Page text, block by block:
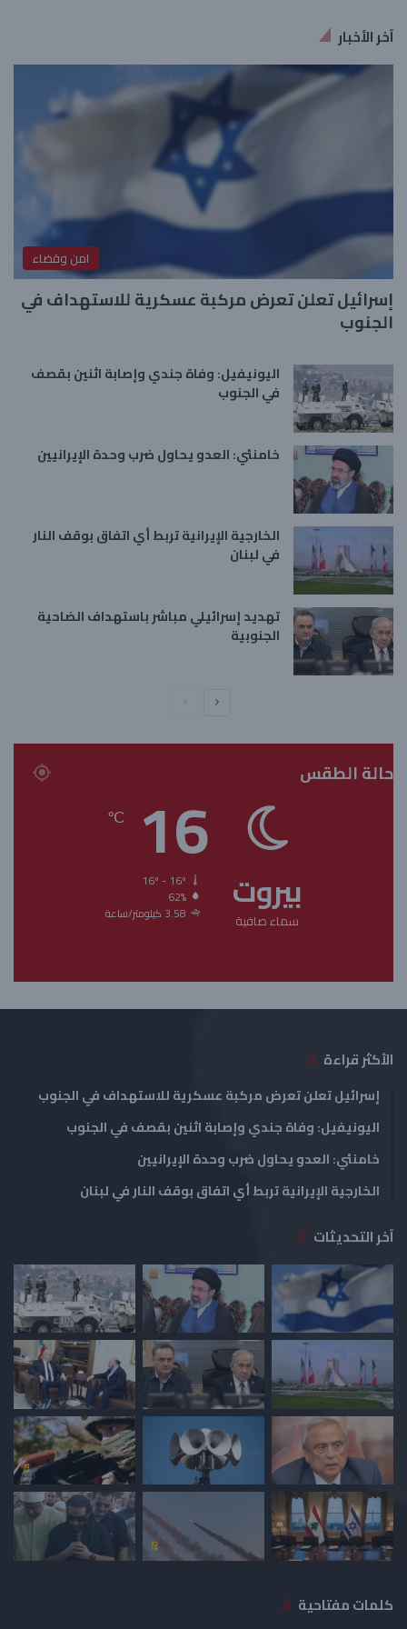
آخر الأخبار
امن وقضاء
إسرائيل تعلن تعرض مركبة عسكرية للاستهداف في
الجنوب
اليونيفيل: وفاة جندي وإصابة اثنين بقصف
في الجنوب
خامنئي: العدو يحاول ضرب وحدة الإيرانيين
الخارجية الإيرانية تربط أي اتفاق بوقف النار
في لبنان
تهديد إسرائيلي مباشر باستهداف الضاحية
الجنوبية
ة
ا
ل
س
ق
ة
ي
ة
حالة الطقس
بيروت
سماء صافية
16
℃
62%
3.58 كيلومتر/ساعة
الأكثر قراءة
إسرائيل تعلن تعرض مركبة عسكرية للاستهداف في الجنوب
اليونيفيل: وفاة جندي وإصابة اثنين بقصف في الجنوب
خامنئي: العدو يحاول ضرب وحدة الإيرانيين
الخارجية الإيرانية تربط أي اتفاق بوقف النار في لبنان
آخر التحديثات
كلمات مفتاحية